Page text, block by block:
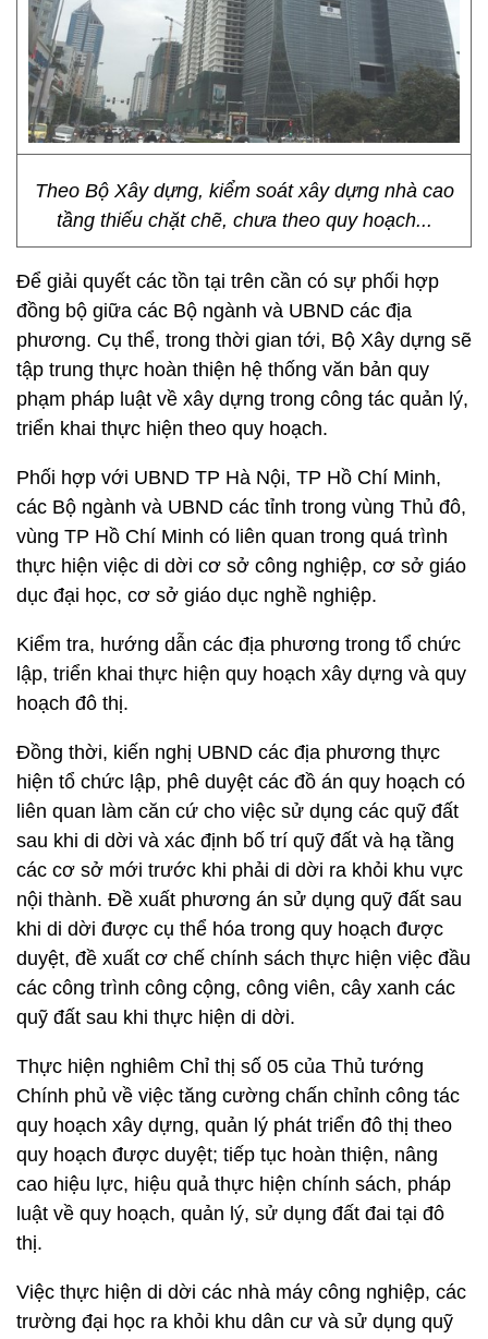
Theo Bộ Xây dựng, kiểm soát xây dựng nhà cao
tầng thiếu chặt chẽ, chưa theo quy hoạch...
Để giải quyết các tồn tại trên cần có sự phối hợp
đồng bộ giữa các Bộ ngành và UBND các địa
phương. Cụ thể, trong thời gian tới, Bộ Xây dựng sẽ
tập trung thực hoàn thiện hệ thống văn bản quy
phạm pháp luật về xây dựng trong công tác quản lý,
triển khai thực hiện theo quy hoạch.
Phối hợp với UBND TP Hà Nội, TP Hồ Chí Minh,
các Bộ ngành và UBND các tỉnh trong vùng Thủ đô,
vùng TP Hồ Chí Minh có liên quan trong quá trình
thực hiện việc di dời cơ sở công nghiệp, cơ sở giáo
dục đại học, cơ sở giáo dục nghề nghiệp.
Kiểm tra, hướng dẫn các địa phương trong tổ chức
lập, triển khai thực hiện quy hoạch xây dựng và quy
hoạch đô thị.
Đồng thời, kiến nghị UBND các địa phương thực
hiện tổ chức lập, phê duyệt các đồ án quy hoạch có
liên quan làm căn cứ cho việc sử dụng các quỹ đất
sau khi di dời và xác định bố trí quỹ đất và hạ tầng
các cơ sở mới trước khi phải di dời ra khỏi khu vực
nội thành. Đề xuất phương án sử dụng quỹ đất sau
khi di dời được cụ thể hóa trong quy hoạch được
duyệt, đề xuất cơ chế chính sách thực hiện việc đầu
các công trình công cộng, công viên, cây xanh các
quỹ đất sau khi thực hiện di dời.
Thực hiện nghiêm Chỉ thị số 05 của Thủ tướng
Chính phủ về việc tăng cường chấn chỉnh công tác
quy hoạch xây dựng, quản lý phát triển đô thị theo
quy hoạch được duyệt; tiếp tục hoàn thiện, nâng
cao hiệu lực, hiệu quả thực hiện chính sách, pháp
luật về quy hoạch, quản lý, sử dụng đất đai tại đô
thị.
Việc thực hiện di dời các nhà máy công nghiệp, các
trường đại học ra khỏi khu dân cư và sử dụng quỹ